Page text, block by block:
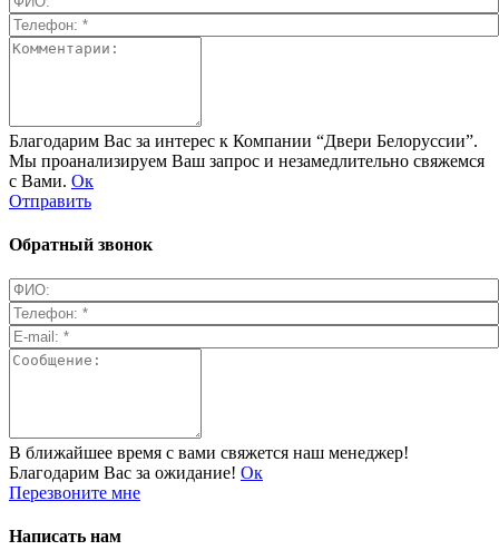
Благодарим Вас за интерес к Компании “Двери Белоруссии”.
Мы проанализируем Ваш запрос и незамедлительно свяжемся
с Вами. Ок
Отправить
Обратный звонок
В ближайшее время с вами свяжется наш менеджер!
Благодарим Вас за ожидание! Ок
Перезвоните мне
Написать нам